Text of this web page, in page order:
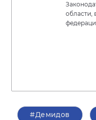
области,
#Демидов